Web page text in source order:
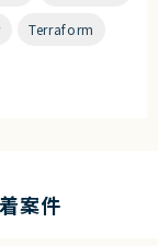
Terraform
案件